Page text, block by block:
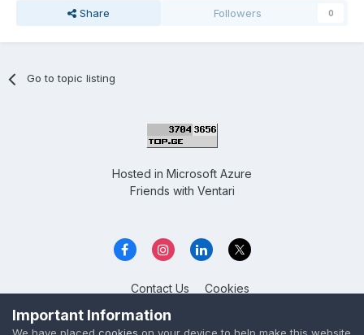
Share Followers 0
Go to topic listing
Hosted in Microsoft Azure
Friends with Ventari
Contact Us Cookies
Overclockers GE
Powered by Invision Community
Important Information